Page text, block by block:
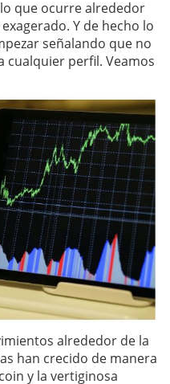
que ocurre alrededor
Y de hecho lo
señalando que no
cualquier perfil. Veamos
alrededor de la
han crecido de manera
y la vertiginosa